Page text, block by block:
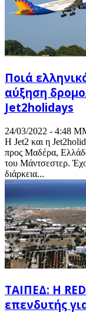
Ποιά
αύξηση
Jet2holidays
24/03/2022 - 4:48
Η Jet2 και η
προς Μαδέρα,
του Μάντσεστερ.
διάρκεια...
ΤΑΙΠΕΔ: Η
επενδυτής